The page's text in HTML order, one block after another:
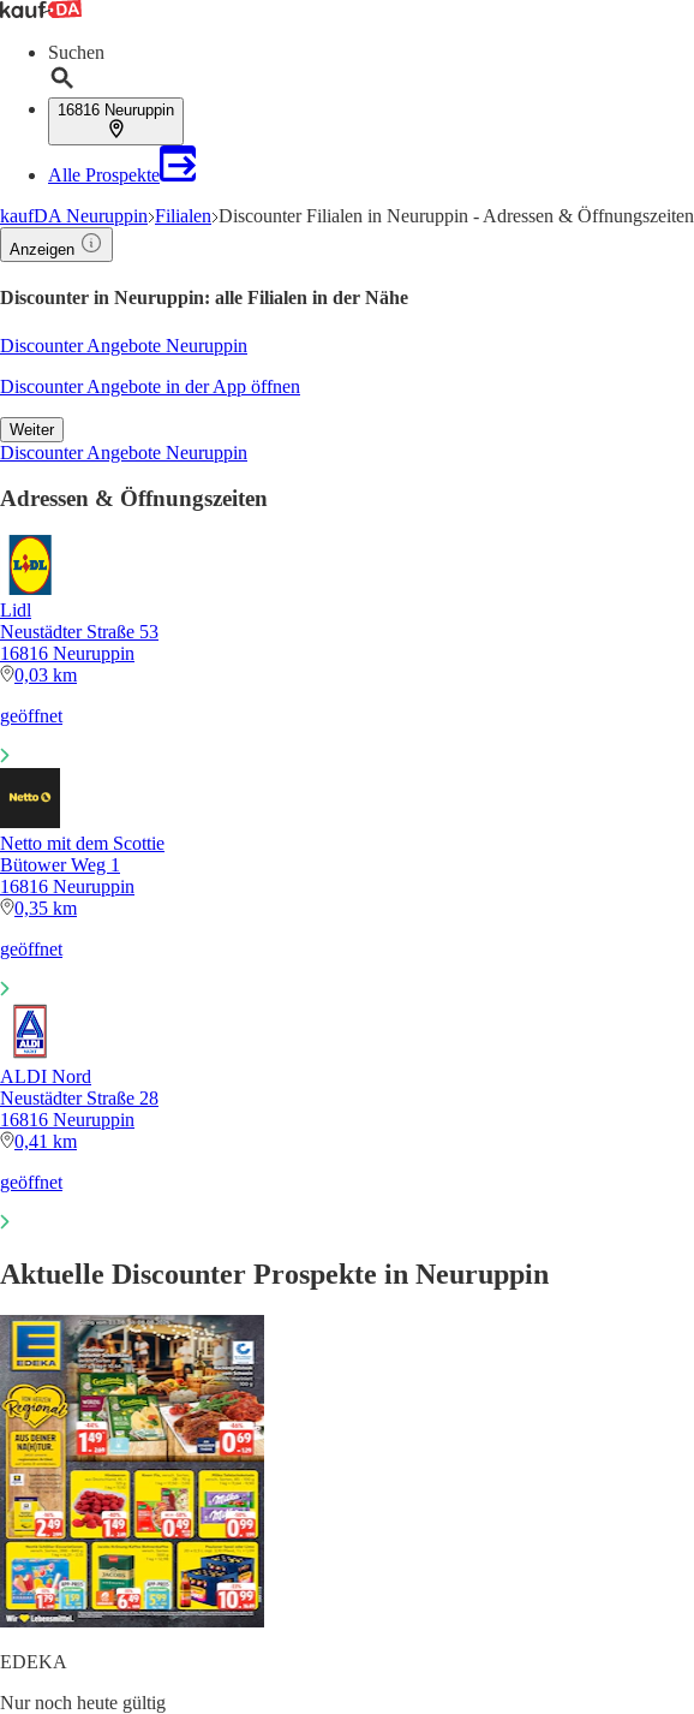
Suchen
16816 Neuruppin
Alle Prospekte
kaufDA Neuruppin Filialen Discounter Filialen in Neuruppin - Adressen & Öffnungszeiten
Anzeigen
Discounter in Neuruppin: alle Filialen in der Nähe
Discounter Angebote Neuruppin
Discounter Angebote in der App öffnen
Weiter
Discounter Angebote Neuruppin
Adressen & Öffnungszeiten
Lidl
Neustädter Straße 53
16816 Neuruppin
0,03 km
geöffnet
Netto mit dem Scottie
Bütower Weg 1
16816 Neuruppin
0,35 km
geöffnet
ALDI Nord
Neustädter Straße 28
16816 Neuruppin
0,41 km
geöffnet
Aktuelle Discounter Prospekte in Neuruppin
EDEKA
Nur noch heute gültig